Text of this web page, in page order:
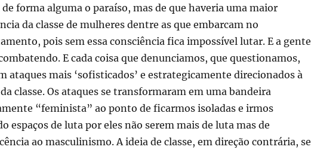
de forma alguma o paraíso, mas de que haveria uma maior
da classe de mulheres dentre as que embarcam no
pois sem essa consciência fica impossível lutar. E a gente
E cada coisa que denunciamos, que questionamos,
ataques mais ‘sofisticados’ e estrategicamente direcionados à
classe. Os ataques se transformaram em uma bandeira
“feminista” ao ponto de ficarmos isoladas e irmos
espaços de luta por eles não serem mais de luta mas de
ao masculinismo. A ideia de classe, em direção contrária, se